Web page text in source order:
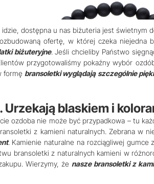
dostępna u nas biżuteria jest świetnym
ofertę, w której czeka niejedna
biżuteryjne. Jeśli chcieliby Państwo
przygotowaliśmy pokaźny wybór
formę bransoletki wyglądają szczególnie
blaskiem i
ozdoba nie może być przypadkowa – tu
z kamieni naturalnych. Zebrana w
. Kamienie naturalne na rozciągliwej gumce
bransoletki z naturalnych kamieni w
Wierzymy, że nasze bransoletki z